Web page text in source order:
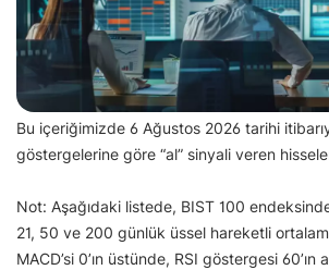
Bu içeriğimizde 6 Ağustos 2026 tarihi
göstergelerine göre “al” sinyali veren
Not: Aşağıdaki listede, BIST 100
21, 50 ve 200 günlük üssel hareketli
MACD’si 0’ın üstünde, RSI göstergesi